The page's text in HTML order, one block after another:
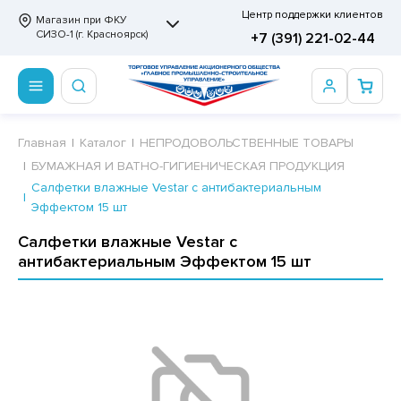
Магазин при ФКУ
СИЗО-1 (г. Красноярск)
Центр поддержки клиентов
+7 (391) 221-02-44
ПРОДОВОЛЬСТВЕННЫЕ ТОВАРЫ
ЗАМОРОЖЕННЫЕ ИЗДЕЛИЯ
ИЗДЕЛИЯ
ВАФЕЛЬНЫЕ ТОРТЫ
ПИТЬЕВАЯ, МИНЕРАЛЬНАЯ
НЕПРОДОВОЛЬСТВЕННЫЕ ТОВАРЫ
ПРИНАДЛЕЖНОСТИ
ПРИНАДЛЕЖНОСТИ
ТУАЛЕТНАЯ
И ВАТНО-ГИГИЕНИЧЕСКАЯ ПРОДУКЦИЯ
Сертификаты
Главная Каталог
НЕПРОДОВОЛЬСТВЕННЫЕ ТОВАРЫ
БУМАЖНАЯ И ВАТНО-ГИГИЕНИЧЕСКАЯ ПРОДУКЦИЯ
Салфетки влажные Vestar с антибактериальным
Эффектом 15 шт
Салфетки влажные Vestar с
антибактериальным Эффектом 15 шт